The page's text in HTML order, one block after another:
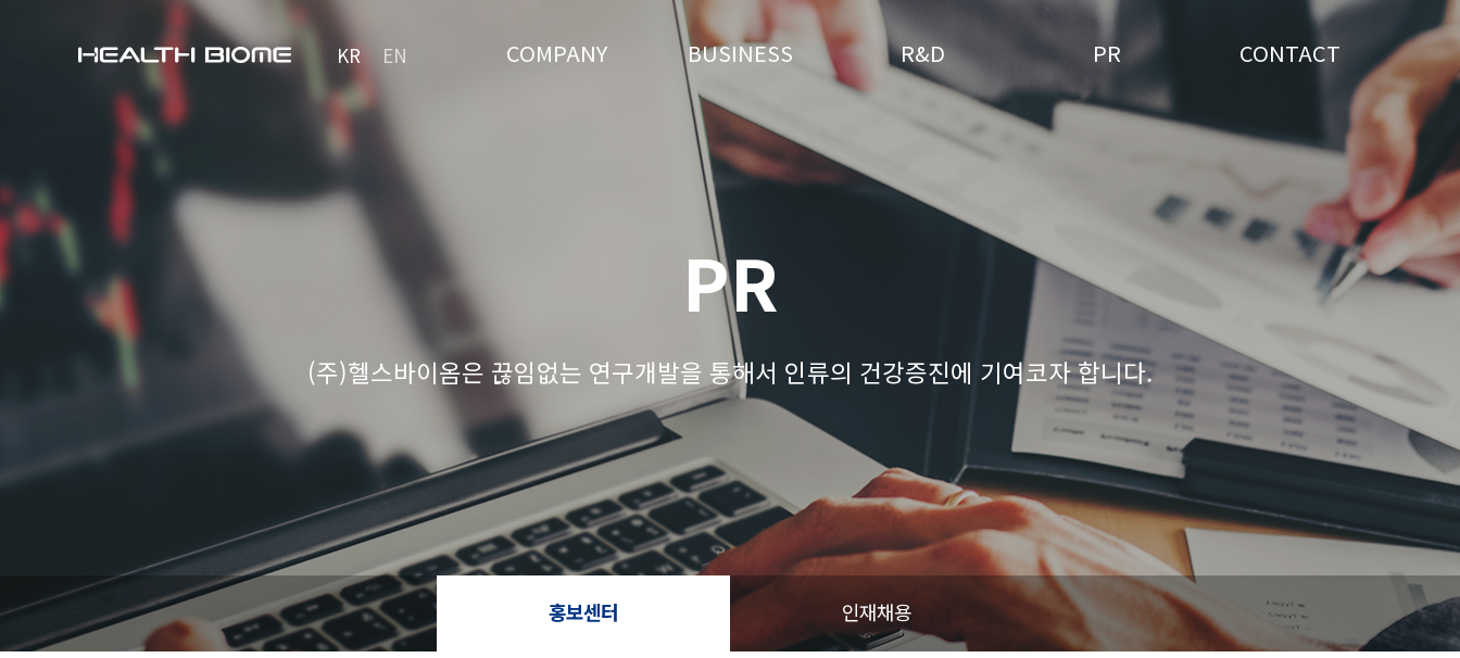
COMPANY BUSINESS R&D PR CONTACT
KR EN
PR
(주)헬스바이옴은 끊임없는 연구개발을 통해서 인류의 건강증진에 기여코자 합니다.
홍보센터 인재채용